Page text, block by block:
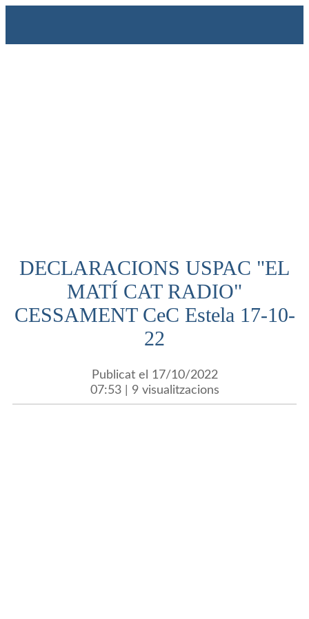
DECLARACIONS USPAC "EL
MATÍ CAT RADIO"
CESSAMENT CeC Estela 17-10-
22
Publicat el 17/10/2022
07:53 | 9 visualitzacions